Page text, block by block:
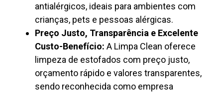
antialérgicos, ideais para ambientes com
crianças, pets e pessoas alérgicas.
Preço Justo, Transparência e Excelente
Custo-Benefício: A Limpa Clean oferece
limpeza de estofados com preço justo,
orçamento rápido e valores transparentes,
sendo reconhecida como empresa